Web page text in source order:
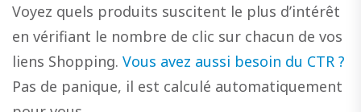
Voyez quels produits suscitent le plus d’intérêt
en vérifiant le nombre de clic sur chacun de vos
liens Shopping. Vous avez aussi besoin du CTR ?
Pas de panique, il est calculé automatiquement